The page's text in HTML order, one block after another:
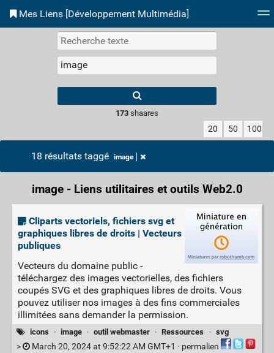
Mes Liens [Développement Multimédia]
Nuage de tags Accès site
173shaares
20 50 100
18 résultats taggé image
image - Liens utilitaires et outils Web2.0
Cliparts vectoriels, fichiers svg et
graphiques libres de droits | Vecteurs
publiques
Vecteurs du domaine public -
téléchargez des images vectorielles, des fichiers
coupés SVG et des graphiques libres de droits. Vous
pouvez utiliser nos images à des fins commerciales
illimitées sans demander la permission.
icons · image · outil webmaster · Ressources · svg
> March 20, 2024 at 9:52:22 AM GMT+1 · permalien